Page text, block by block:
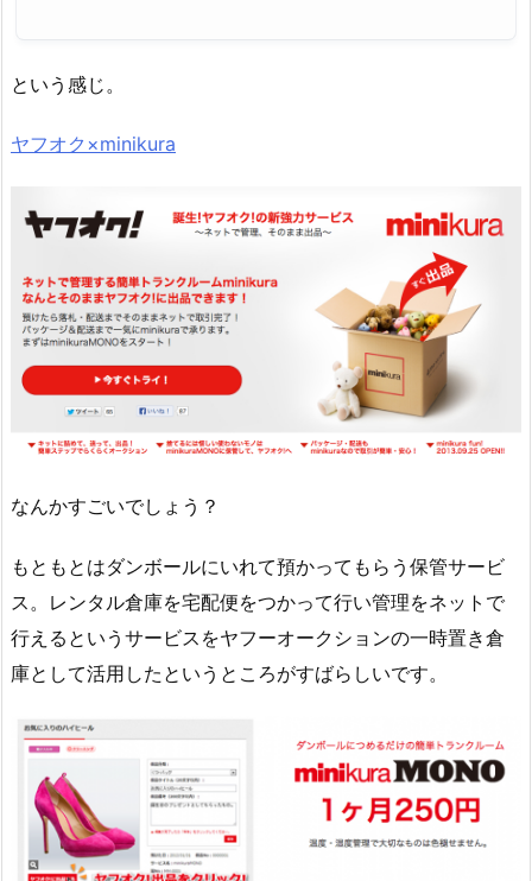
という感じ。
ヤフオク×minikura
なんかすごいでしょう？
もともとはダンボールにいれて預かってもらう保管サービ
ス。レンタル倉庫を宅配便をつかって行い管理をネットで
行えるというサービスをヤフーオークションの一時置き倉
庫として活用したというところがすばらしいです。